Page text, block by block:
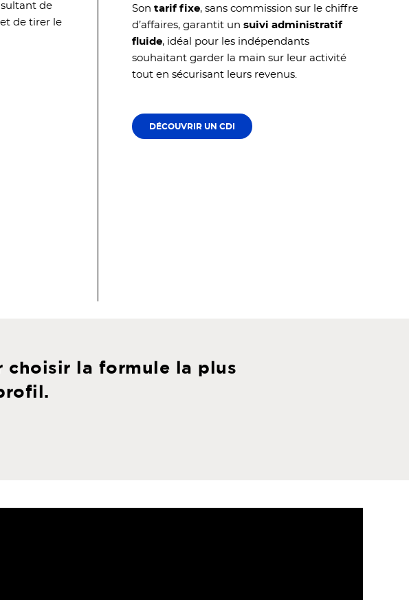
de
de tirer le
Son tarif fixe, sans commission sur le chiffre
d’affaires, garantit un suivi administratif
fluide, idéal pour les indépendants
souhaitant garder la main sur leur activité
tout en sécurisant leurs revenus.
DÉCOUVRIR UN CDI
choisir la formule la plus